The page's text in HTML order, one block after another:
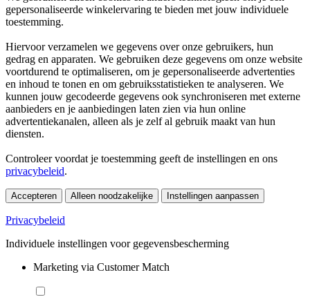
gepersonaliseerde winkelervaring te bieden met jouw individuele
toestemming.
Hiervoor verzamelen we gegevens over onze gebruikers, hun
gedrag en apparaten. We gebruiken deze gegevens om onze website
voortdurend te optimaliseren, om je gepersonaliseerde advertenties
en inhoud te tonen en om gebruiksstatistieken te analyseren. We
kunnen jouw gecodeerde gegevens ook synchroniseren met externe
aanbieders en je aanbiedingen laten zien via hun online
advertentiekanalen, alleen als je zelf al gebruik maakt van hun
diensten.
Controleer voordat je toestemming geeft de instellingen en ons
privacybeleid.
Accepteren Alleen noodzakelijke Instellingen aanpassen
Privacybeleid
Individuele instellingen voor gegevensbescherming
Marketing via Customer Match